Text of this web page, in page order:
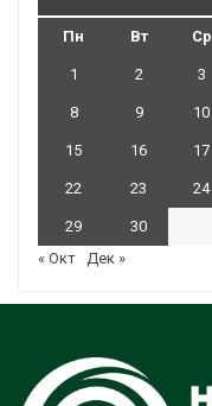
Пн Вт Ср
1 2 3
8 9 10
15 16 17
22 23 24
29
30
« Окт
Дек »